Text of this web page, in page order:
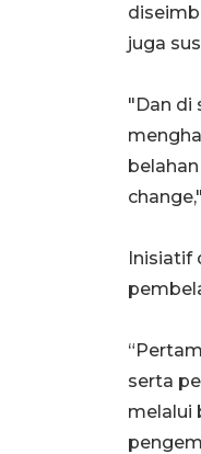
juga
"Dan di
Inisiatif
serta
melalui